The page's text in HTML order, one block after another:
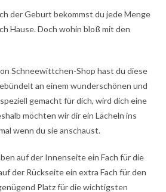
der Geburt bekommst du jede Menge
Hause. Doch wohin bloß mit den
Schneewittchen-Shop hast du diese
an einem wunderschönen und
gemacht für dich, wird dich eine
möchten wir dir ein Lächeln ins
wenn du sie anschaust.
auf der Innenseite ein Fach für die
der Rückseite ein extra Fach für den
Platz für die wichtigsten